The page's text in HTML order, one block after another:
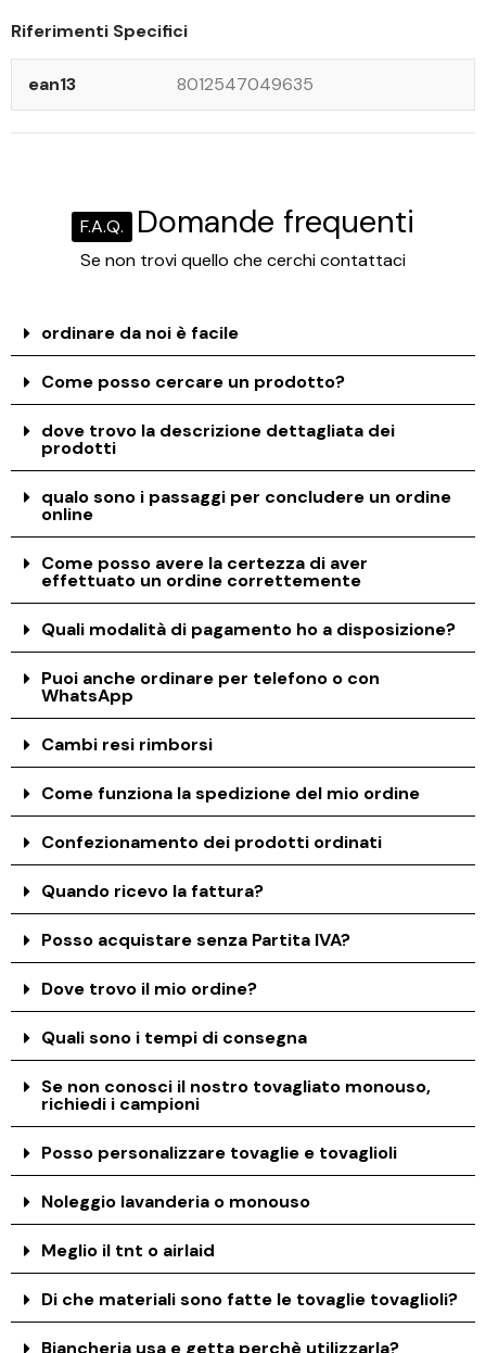
Riferimenti Specifici
ean13 8012547049635
F.A.Q. Domande frequenti
Se non trovi quello che cerchi contattaci
ordinare da noi è facile
Come posso cercare un prodotto?
dove trovo la descrizione dettagliata dei
prodotti
qualo sono i passaggi per concludere un ordine
online
Come posso avere la certezza di aver
effettuato un ordine correttemente
Quali modalità di pagamento ho a disposizione?
Puoi anche ordinare per telefono o con
WhatsApp
Cambi resi rimborsi
Come funziona la spedizione del mio ordine
Confezionamento dei prodotti ordinati
Quando ricevo la fattura?
Posso acquistare senza Partita IVA?
Dove trovo il mio ordine?
Quali sono i tempi di consegna
Se non conosci il nostro tovagliato monouso,
richiedi i campioni
Posso personalizzare tovaglie e tovaglioli
Noleggio lavanderia o monouso
Meglio il tnt o airlaid
Di che materiali sono fatte le tovaglie tovaglioli?
Biancheria usa e getta perchè utilizzarla?